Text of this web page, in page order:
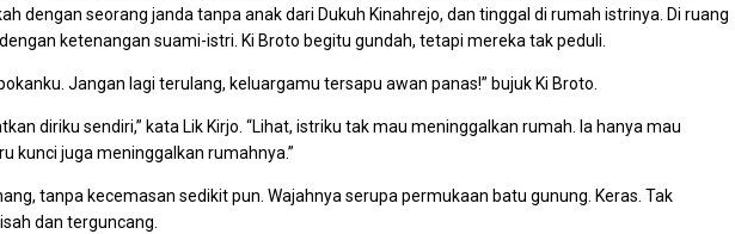
dengan seorang janda tanpa anak dari Dukuh Kinahrejo, dan tinggal di rumah istrinya. Di ruang
ketenangan suami-istri. Ki Broto begitu gundah, tetapi mereka tak peduli.
Jangan lagi terulang, keluargamu tersapu awan panas!” bujuk Ki Broto.
diriku sendiri,” kata Lik Kirjo. “Lihat, istriku tak mau meninggalkan rumah. Ia hanya mau
kunci juga meninggalkan rumahnya.”
tanpa kecemasan sedikit pun. Wajahnya serupa permukaan batu gunung. Keras. Tak
dan terguncang.